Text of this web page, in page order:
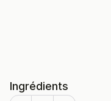
Ingrédients